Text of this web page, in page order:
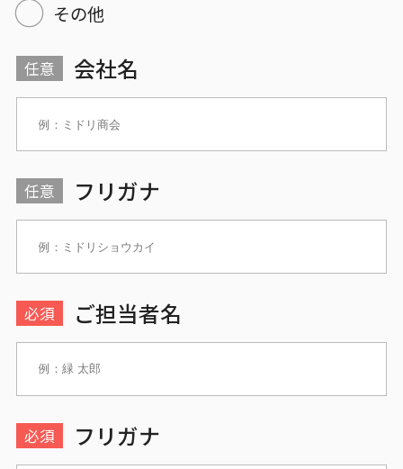
その他
任意 会社名
任意 フリガナ
必須 ご担当者名
必須 フリガナ